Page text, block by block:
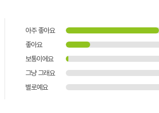
아주 좋아요
좋아요
보통이에요
그냥 그래요
별로예요